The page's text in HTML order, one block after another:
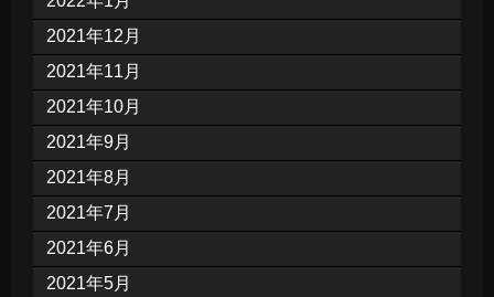
2021年12月
2021年11月
2021年10月
2021年9月
2021年8月
2021年7月
2021年6月
2021年5月